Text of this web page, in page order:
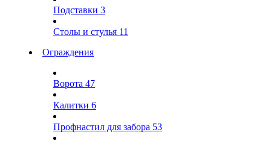
Подставки 3
Столы и стулья 11
Ограждения
Ворота 47
Калитки 6
Профнастил для забора 53